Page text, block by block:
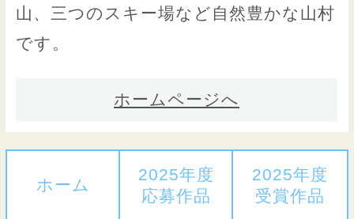
山、三つのスキー場など自然豊かな山村
です。
ホームページへ
ホーム
2025年度
応募作品
2025年度
受賞作品